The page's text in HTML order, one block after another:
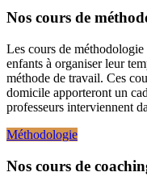
Nos cours de
Les cours de
enfants à organiser leur
méthode de travail. Ces
domicile apporteront un
professeurs interviennent
Méthodologie
Nos cours de